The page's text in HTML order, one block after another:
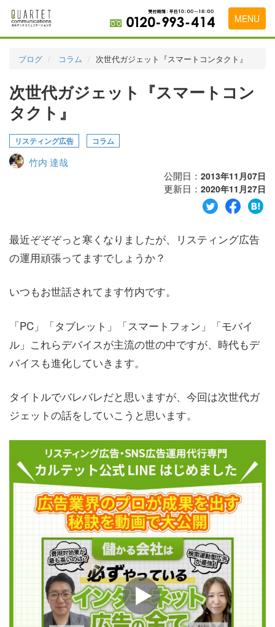
MENU
実績・お客様の声
初めて導入をお考えの方
代理店の乗り換えをお考えの方
お問い合わせ
ブログ コラム 次世代ガジェット『スマートコンタクト』
次世代ガジェット『スマートコン
タクト』
リスティング広告 コラム
竹内 達哉
公開日： 2013年11月07日
更新日： 2020年11月27日
最近ぞぞぞっと寒くなりましたが、リスティング広告
の運用頑張ってますでしょうか？
いつもお世話されてます竹内です。
「PC」「タブレット」「スマートフォン」「モバイ
ル」これらデバイスが主流の世の中ですが、時代もデ
バイスも進化していきます。
タイトルでバレバレだと思いますが、今回は次世代ガ
ジェットの話をしていこうと思います。